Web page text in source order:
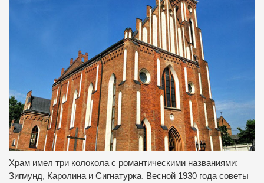
Храм имел три колокола с романтическими названиями:
Зигмунд, Каролина и Сигнатурка. Весной 1930 года советы